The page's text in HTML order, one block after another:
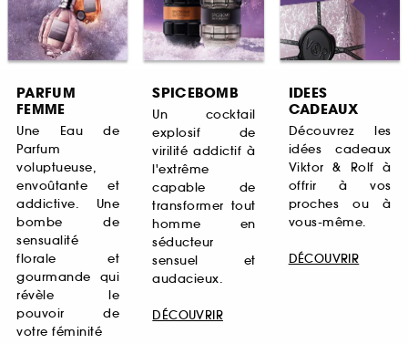
PARFUM
FEMME
Une Eau de
Parfum
voluptueuse,
envoûtante et
addictive. Une
bombe de
sensualité
florale et
gourmande qui
révèle le
pouvoir de
votre féminité
SPICEBOMB
Un cocktail
explosif de
virilité addictif à
l'extrême
capable de
transformer tout
homme en
séducteur
sensuel et
audacieux.
DÉCOUVRIR
IDEES
CADEAUX
Découvrez les
idées cadeaux
Viktor & Rolf à
offrir à vos
proches ou à
vous-même.
DÉCOUVRIR